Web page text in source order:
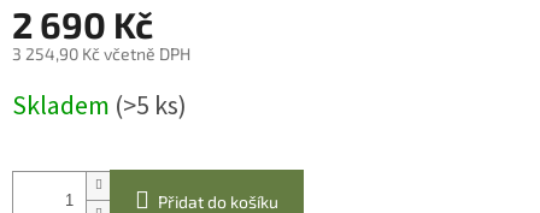
2 690 Kč
3 254,90 Kč včetně DPH
cena:
Skladem (>5 ks)
Přidat do košíku